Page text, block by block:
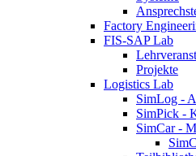
Factory
FIS-SAP Lab
Projekte
Logistics Lab
SimLog -
SimPick -
SimCar -